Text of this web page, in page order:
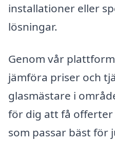
installationer eller
lösningar.
Genom vår
jämföra priser och
glasmästare i
för dig att få offerter
som passar bäst för